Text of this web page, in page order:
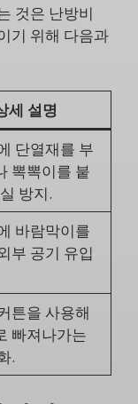
것은 난방비
기 위해 다음과
세 설명
단열재를 부
뽁뽁이를 붙
방지.
바람막이를
부 공기 유입
튼을 사용해
빠져나가는
.